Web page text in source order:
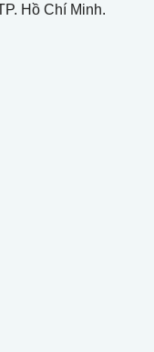
Hồ Chí Minh.